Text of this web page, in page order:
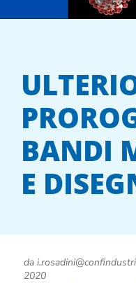
BANDI
E
da
2020